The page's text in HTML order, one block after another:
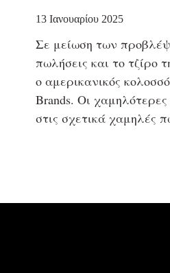
13 Ιανουαρίου 2025
Σε μείωση των
πωλήσεις και το τζίρο
ο αμερικανικός
Brands. Οι χαμηλότερες
στις σχετικά χαμηλές